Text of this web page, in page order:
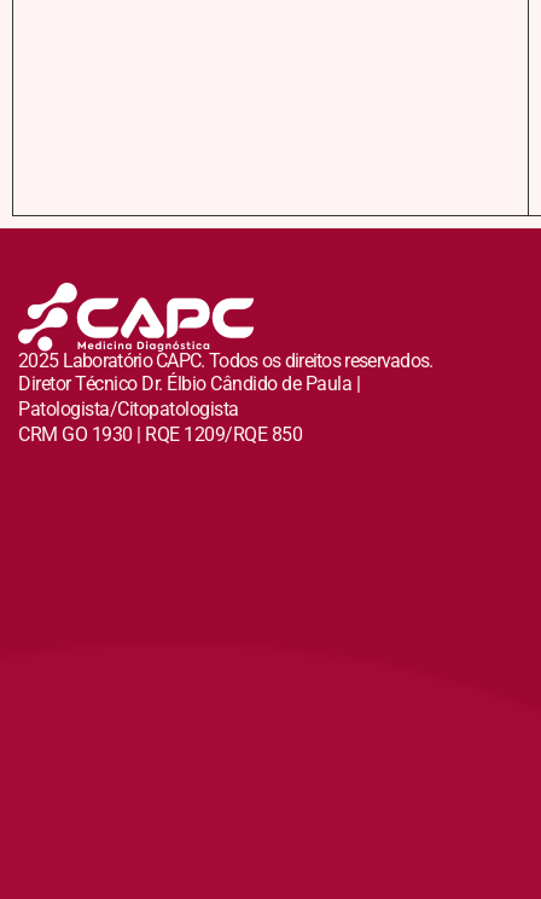
2025 Laboratório CAPC. Todos os direitos reservados.
Diretor Técnico Dr. Élbio Cândido de Paula |
Patologista/Citopatologista
CRM GO 1930 | RQE 1209/RQE 850